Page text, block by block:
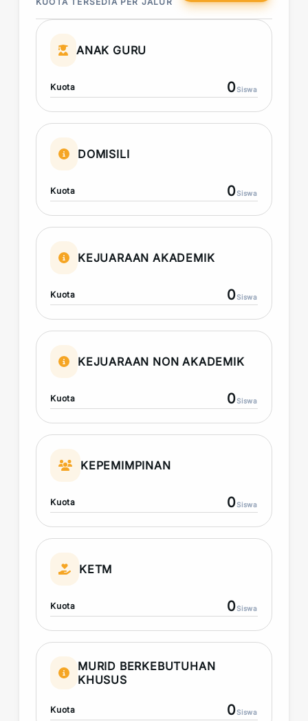
ANAK GURU
Kuota 0Siswa
DOMISILI
Kuota 0Siswa
KEJUARAAN AKADEMIK
Kuota 0Siswa
KEJUARAAN NON AKADEMIK
Kuota 0Siswa
KEPEMIMPINAN
Kuota 0Siswa
KETM
Kuota 0Siswa
MURID BERKEBUTUHAN
KHUSUS
Kuota 0Siswa